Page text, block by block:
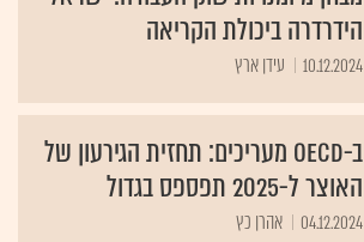
הידרדרה ביכולת הקריאה
10.12.2024 עידן ארץ
ב-OECD מעריכים: תחזית הגירעון של
האוצר ל-2025 תפספס בגדול
04.12.2024 אהרן כץ